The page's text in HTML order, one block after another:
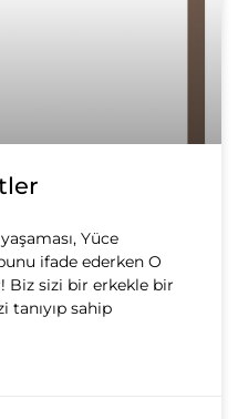
Yüce
bunu ifade ederken O
Biz sizi bir erkekle bir
tanıyıp sahip